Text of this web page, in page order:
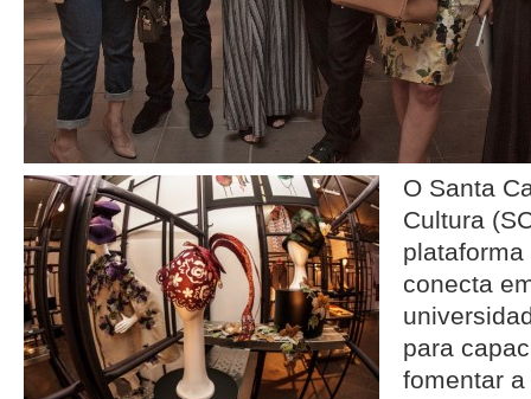
O Santa
Cultura
conecta
para
fomentar